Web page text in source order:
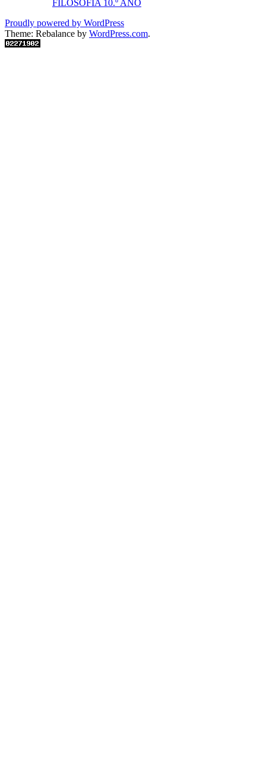
FILOSOFIA 10.º ANO
Proudly powered by WordPress
Theme: Rebalance by WordPress.com.